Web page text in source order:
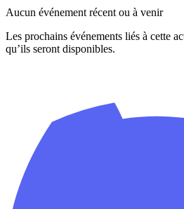
Aucun événement récent ou à venir
Les prochains événements liés à cette
qu’ils seront disponibles.